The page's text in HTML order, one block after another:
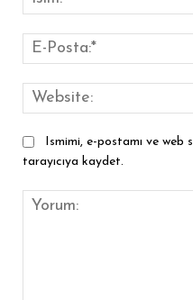
Ismimi, e-postamı ve web
tarayıcıya kaydet.